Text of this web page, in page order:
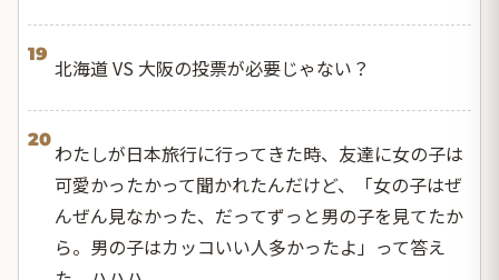
19
北海道 VS 大阪の投票が必要じゃない？
20
わたしが日本旅行に行ってきた時、友達に女の子は
可愛かったかって聞かれたんだけど、「女の子はぜ
んぜん見なかった、だってずっと男の子を見てたか
ら。男の子はカッコいい人多かったよ」って答え